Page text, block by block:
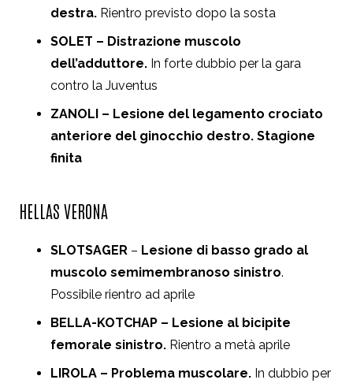
destra. Rientro previsto dopo la sosta
SOLET – Distrazione muscolo
dell’adduttore. In forte dubbio per la gara
contro la Juventus
ZANOLI – Lesione del legamento crociato
anteriore del ginocchio destro. Stagione
finita
HELLAS VERONA
SLOTSAGER – Lesione di basso grado al
muscolo semimembranoso sinistro.
Possibile rientro ad aprile
BELLA-KOTCHAP – Lesione al bicipite
femorale sinistro. Rientro a metà aprile
LIROLA – Problema muscolare. In dubbio per